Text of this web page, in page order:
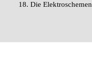
18. Die Elektroschemen